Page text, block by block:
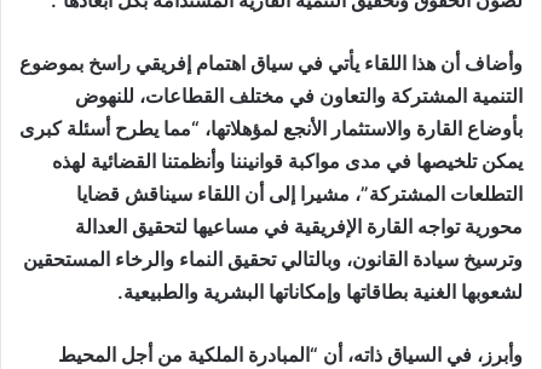
وأضاف أن هذا اللقاء يأتي في سياق اهتمام إفريقي راسخ بموضوع
التنمية المشتركة والتعاون في مختلف القطاعات، للنهوض
بأوضاع القارة والاستثمار الأنجع لمؤهلاتها، “مما يطرح أسئلة كبرى
يمكن تلخيصها في مدى مواكبة قوانيننا وأنظمتنا القضائية لهذه
التطلعات المشتركة”، مشيرا إلى أن اللقاء سيناقش قضايا
محورية تواجه القارة الإفريقية في مساعيها لتحقيق العدالة
وترسيخ سيادة القانون، وبالتالي تحقيق النماء والرخاء المستحقين
لشعوبها الغنية بطاقاتها وإمكاناتها البشرية والطبيعية.
وأبرز، في السياق ذاته، أن “المبادرة الملكية من أجل المحيط